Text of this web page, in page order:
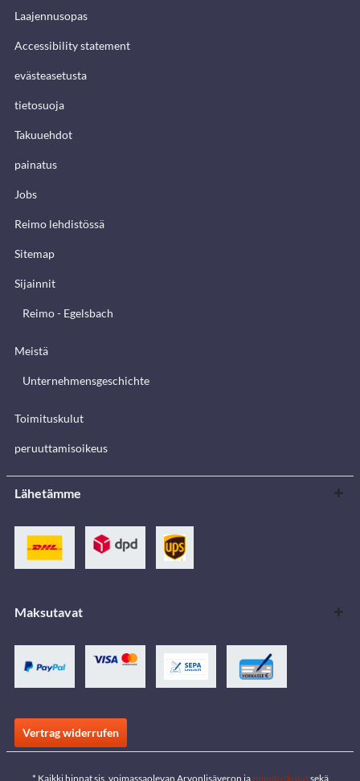
Laajennusopas
Accessibility statement
evästeasetusta
tietosuoja
Takuuehdot
painatus
Jobs
Reimo lehdistössä
Sitemap
Sijainnit
Reimo - Egelsbach
Meistä
Unternehmensgeschichte
Toimituskulut
peruuttamisoikeus
Lähetämme
Maksutavat
Vertrag widerrufen
* Kaikki hinnat sis. voimassaolevan Arvonlisäveron jatoimituskulutsekä